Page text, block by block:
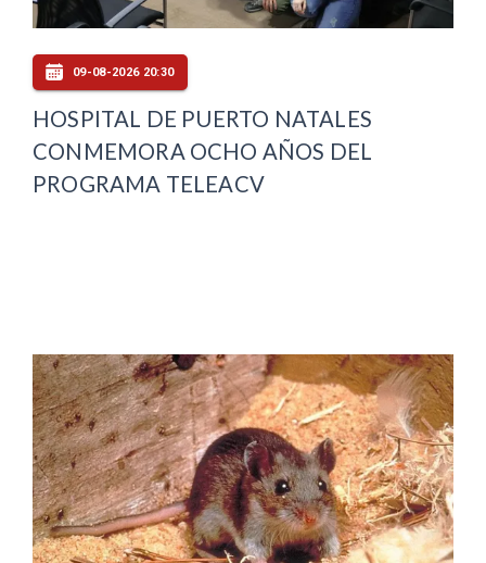
09-08-2026 20:30
HOSPITAL DE PUERTO NATALES
CONMEMORA OCHO AÑOS DEL
PROGRAMA TELEACV